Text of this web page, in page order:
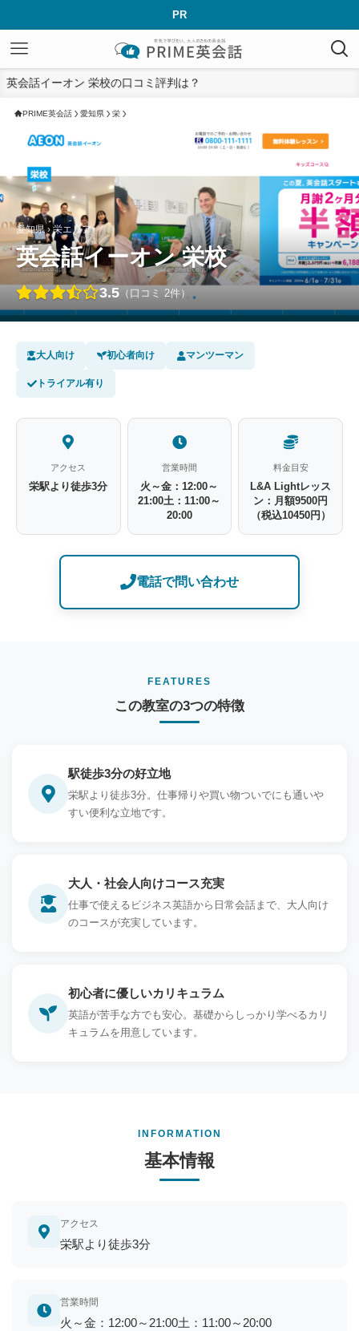
PR
英会話イーオン 栄校の口コミ評判は？
PRIME英会話 愛知県 栄
愛知県 › 栄エリア
英会話イーオン 栄校
3.5 （口コミ 2件）
大人向け 初心者向け マンツーマン
トライアル有り
アクセス
栄駅より徒歩3分
営業時間
火～金：12:00～
21:00土：11:00～
20:00
料金目安
L&A Lightレッス
ン：月額9500円
（税込10450円）
電話で問い合わせ
FEATURES
この教室の3つの特徴
駅徒歩3分の好立地
栄駅より徒歩3分。仕事帰りや買い物ついでにも通いや
すい便利な立地です。
大人・社会人向けコース充実
仕事で使えるビジネス英語から日常会話まで、大人向け
のコースが充実しています。
初心者に優しいカリキュラム
英語が苦手な方でも安心。基礎からしっかり学べるカリ
キュラムを用意しています。
INFORMATION
基本情報
アクセス
栄駅より徒歩3分
営業時間
火～金：12:00～21:00土：11:00～20:00